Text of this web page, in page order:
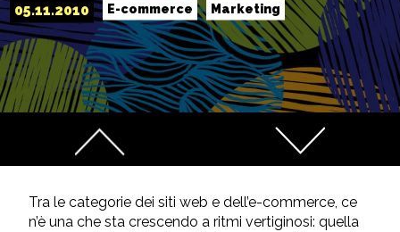
05.11.2010 E-commerce Marketing
Tra le categorie dei siti web e dell’e-commerce, ce
n’è una che sta crescendo a ritmi vertiginosi: quella